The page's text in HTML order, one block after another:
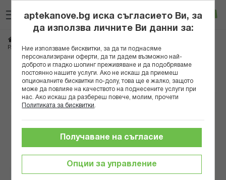
към
съдържанието
Вход
РАЙД ЕЛЕКТРИЧЕСКИ ИЗПАРИТЕЛ С ПЪЛНИТЕЛ ЕСЕНШЪЛ 21МЛ
Преминете
края
aptekanove.bg иска съгласието Ви, за
да използва личните Ви данни за:
Ние използваме бисквитки, за да ти поднасяме
персонализирани оферти, да ти дадем възможно най-
доброто и гладко шопинг преживяване и да подобряваме
постоянно нашите услуги. Ако не искаш да приемеш
опционалните бисквитки по-долу, това ще е жалко, защото
може да повлияе на качеството на поднесените услуги при
нас. Ако искаш да разбереш повече, молим, прочети
Политиката за бисквитки
Опции за управление
Получаване на съгласие